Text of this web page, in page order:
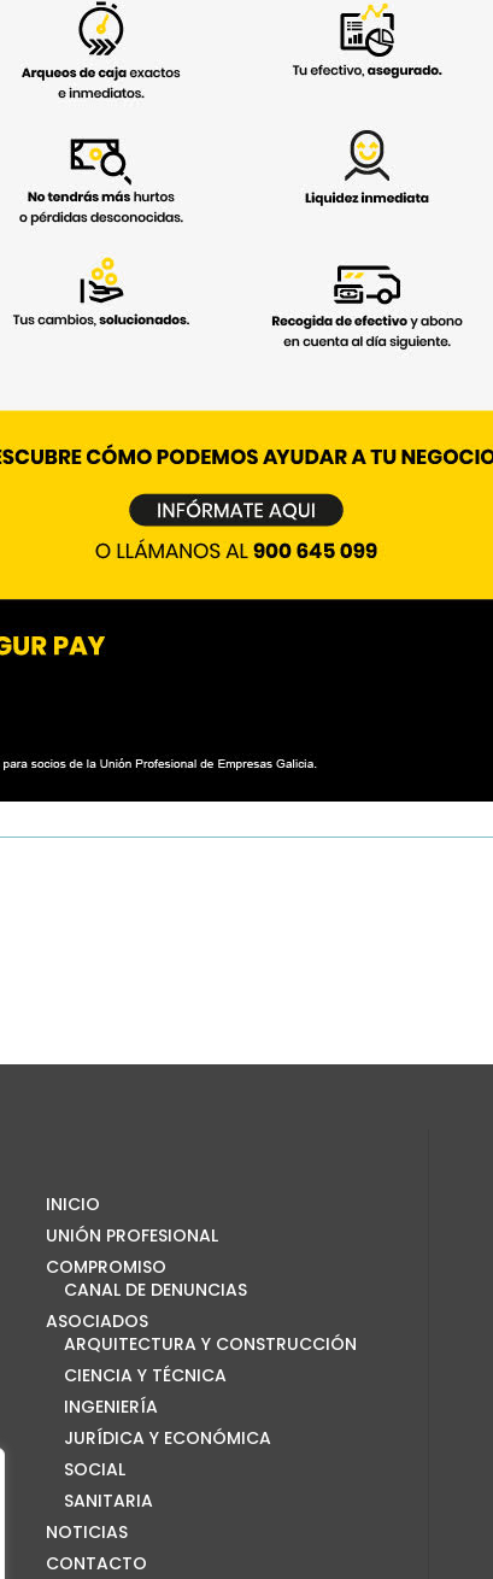
INICIO
UNIÓN PROFESIONAL
COMPROMISO
CANAL DE DENUNCIAS
ASOCIADOS
ARQUITECTURA Y CONSTRUCCIÓN
CIENCIA Y TÉCNICA
INGENIERÍA
JURÍDICA Y ECONÓMICA
SOCIAL
SANITARIA
NOTICIAS
CONTACTO